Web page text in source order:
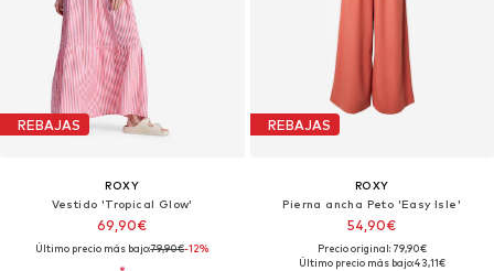
REBAJAS
ROXY
Vestido 'Tropical Glow'
69,90€
Último precio más bajo:79,90€-12%
REBAJAS
ROXY
Pierna ancha Peto 'Easy Isle'
54,90€
Precio original: 79,90€
Último precio más bajo:43,11€